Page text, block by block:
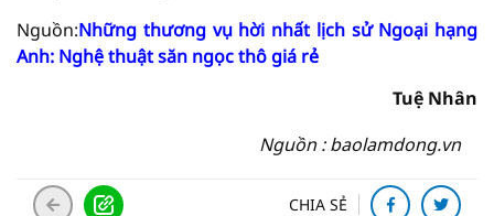
Nguồn:Những thương vụ hời nhất lịch sử Ngoại hạng
Anh: Nghệ thuật săn ngọc thô giá rẻ
Tuệ Nhân
Nguồn : baolamdong.vn
CHIA SẺ